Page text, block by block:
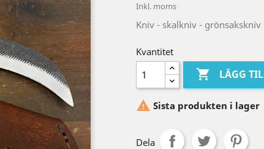
Inkl. moms
Kniv - skalkniv - grönsakskniv
Kvantitet
 LÄGG
 Sista produkten i lager
Dela